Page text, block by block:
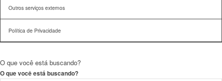
Outros serviços externos
Política de Privacidade
O que você está buscando?
O que você está buscando?